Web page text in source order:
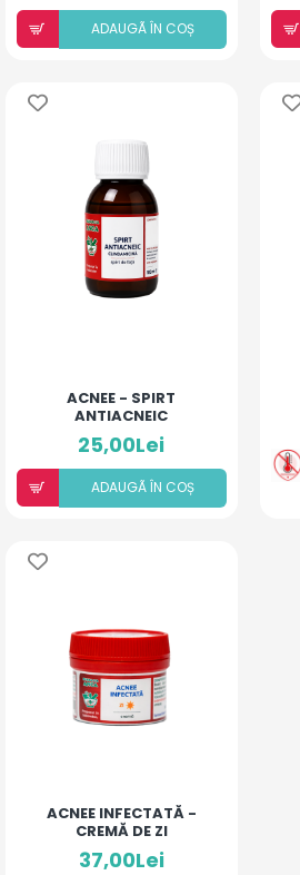
ADAUGÃ ÎN COȘ
ACNEE - SPIRT
ANTIACNEIC
25,00Lei
ADAUGÃ ÎN COȘ
ACNEE INFECTATĂ -
CREMĂ DE ZI
37,00Lei